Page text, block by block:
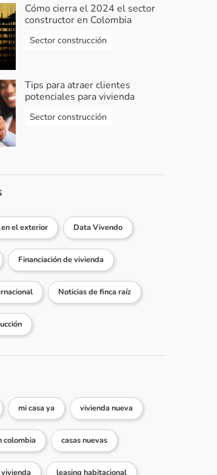
Cómo cierra el 2024 el sector
constructor en Colombia
Sector construcción
Tips para atraer clientes
potenciales para vivienda
Sector construcción
el exterior Data Vivendo
Financiación de vivienda
Noticias de finca raíz
mi casa ya vivienda nueva
colombia casas nuevas
leasing habitacional